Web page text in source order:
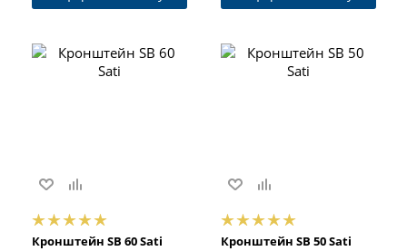
Кронштейн SB 60 Sati Кронштейн SB 50 Sati